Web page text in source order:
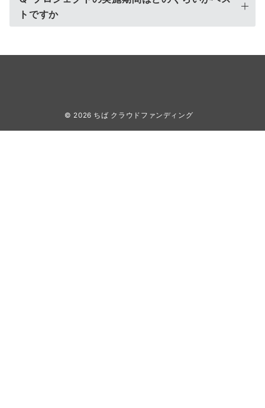
トですか
© 2026 ちば クラウドファンディング